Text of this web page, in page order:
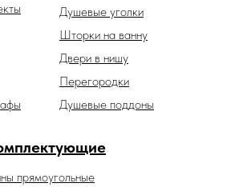
прямоугольные
Душевые уголки
Шторки на ванну
Двери в нишу
Перегородки
Душевые поддоны